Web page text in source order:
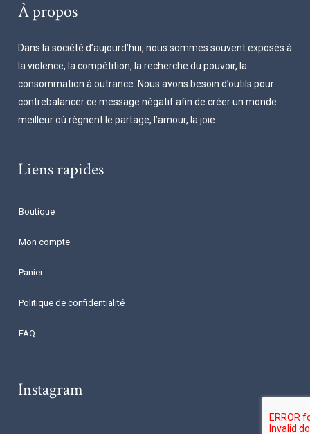
À propos
Dans la société d’aujourd’hui, nous sommes souvent exposés à
la violence, la compétition, la recherche du pouvoir, la
consommation à outrance. Nous avons besoin d’outils pour
contrebalancer ce message négatif afin de créer un monde
meilleur où règnent le partage, l’amour, la joie.
Liens rapides
Boutique
Mon compte
Panier
Politique de confidentialité
FAQ
Instagram